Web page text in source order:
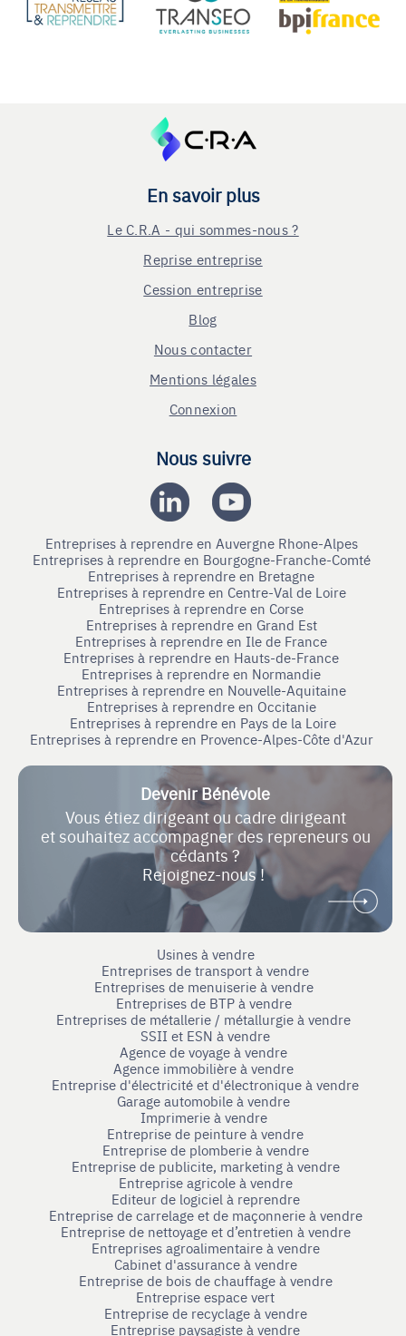
En savoir plus
Le C.R.A - qui sommes-nous ?
Reprise entreprise
Cession entreprise
Blog
Nous contacter
Mentions légales
Connexion
Nous suivre
Entreprises à reprendre en Auvergne Rhone-Alpes
Entreprises à reprendre en Bourgogne-Franche-Comté
Entreprises à reprendre en Bretagne
Entreprises à reprendre en Centre-Val de Loire
Entreprises à reprendre en Corse
Entreprises à reprendre en Grand Est
Entreprises à reprendre en Ile de France
Entreprises à reprendre en Hauts-de-France
Entreprises à reprendre en Normandie
Entreprises à reprendre en Nouvelle-Aquitaine
Entreprises à reprendre en Occitanie
Entreprises à reprendre en Pays de la Loire
Entreprises à reprendre en Provence-Alpes-Côte d'Azur
Devenir Bénévole
Vous étiez dirigeant ou cadre dirigeant
et souhaitez accompagner des repreneurs ou
cédants ?
Rejoignez-nous !
Usines à vendre
Entreprises de transport à vendre
Entreprises de menuiserie à vendre
Entreprises de BTP à vendre
Entreprises de métallerie / métallurgie à vendre
SSII et ESN à vendre
Agence de voyage à vendre
Agence immobilière à vendre
Entreprise d'électricité et d'électronique à vendre
Garage automobile à vendre
Imprimerie à vendre
Entreprise de peinture à vendre
Entreprise de plomberie à vendre
Entreprise de publicite, marketing à vendre
Entreprise agricole à vendre
Editeur de logiciel à reprendre
Entreprise de carrelage et de maçonnerie à vendre
Entreprise de nettoyage et d’entretien à vendre
Entreprises agroalimentaire à vendre
Cabinet d'assurance à vendre
Entreprise de bois de chauffage à vendre
Entreprise espace vert
Entreprise de recyclage à vendre
Entreprise paysagiste à vendre